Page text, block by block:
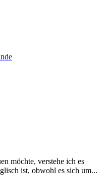
möchte, verstehe ich es
ist, obwohl es sich um...